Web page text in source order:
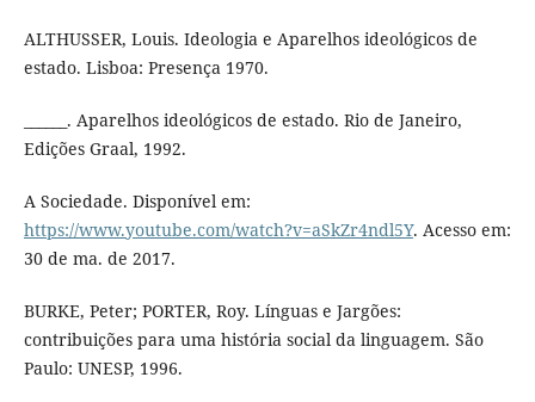
ALTHUSSER, Louis. Ideologia e Aparelhos ideológicos de
estado. Lisboa: Presença 1970.
______. Aparelhos ideológicos de estado. Rio de Janeiro,
Edições Graal, 1992.
A Sociedade. Disponível em:
https://www.youtube.com/watch?v=aSkZr4ndl5Y. Acesso em:
30 de ma. de 2017.
BURKE, Peter; PORTER, Roy. Línguas e Jargões:
contribuições para uma história social da linguagem. São
Paulo: UNESP, 1996.